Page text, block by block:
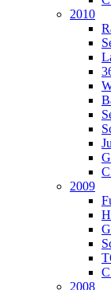
2010
2009
2008